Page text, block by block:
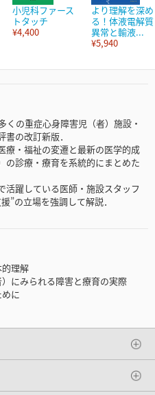
小児科ファース
トタッチ
¥4,400
より理解を深め
る！体液電解質
異常と輸液...
¥5,940
の重症心身障害児（者）施設・
の改訂新版．
・福祉の変遷と最新の医学的成
の診療・療育を系統的にまとめた
躍している医師・施設スタッフ
”の立場を強調して解説．
理解
にみられる障害と療育の実際
に